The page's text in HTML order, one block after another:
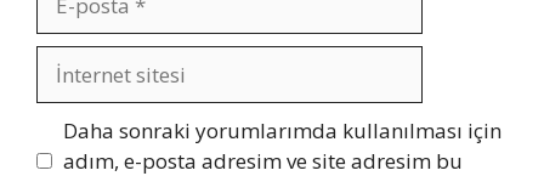
posta
İnternet
sitesi
Daha sonraki yorumlarımda kullanılması için
adım, e-posta adresim ve site adresim bu